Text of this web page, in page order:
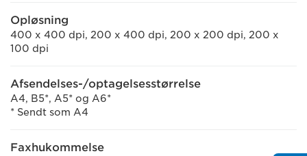
Opløsning
400 x 400 dpi, 200 x 400 dpi, 200 x 200 dpi, 200 x
100 dpi
Afsendelses-/optagelsesstørrelse
A4, B5*, A5* og A6*
* Sendt som A4
Faxhukommelse